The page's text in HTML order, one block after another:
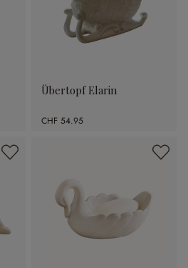
Übertopf Elarin
CHF 54.95